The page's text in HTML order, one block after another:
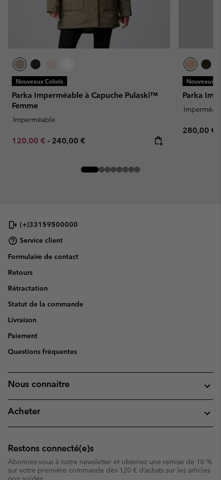
Nouveaux Coloris
Parka Imperméable à Capuche Pulaski™
Femme
Imperméable
Minimum sale price:
120,00 € - Maximum price:
240,00 €
Nouveaux
Parka
Regular
280,00 €
(+)33159500000
Service client
Formulaire de contact
Retours
Rétractation
Statut de la commande
Livraison
Paiement
Questions fréquentes
Nous connaitre
Acheter
Restons connecté(e)s
Abonnez-vous à notre newsletter et obtenez une remise de 10 %
sur votre première commande dès 120 € d’achats sur les articles